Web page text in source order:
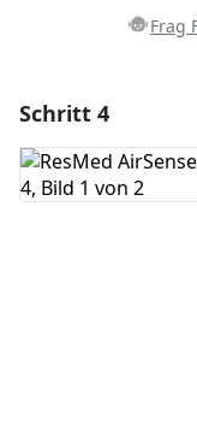
Frag
Kommentar
Schritt 4